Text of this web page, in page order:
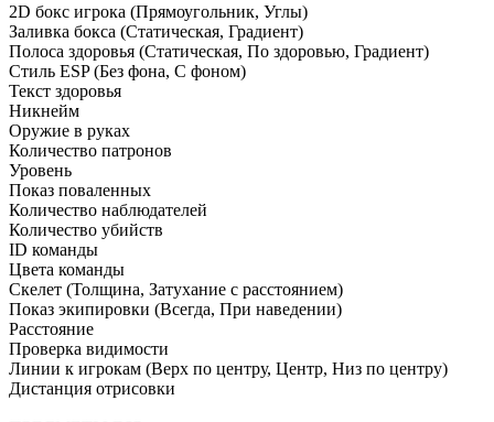
2D бокс игрока (Прямоугольник, Углы)
Заливка бокса (Статическая, Градиент)
Полоса здоровья (Статическая, По здоровью, Градиент)
Стиль ESP (Без фона, С фоном)
Текст здоровья
Никнейм
Оружие в руках
Количество патронов
Уровень
Показ поваленных
Количество наблюдателей
Количество убийств
ID команды
Цвета команды
Скелет (Толщина, Затухание с расстоянием)
Показ экипировки (Всегда, При наведении)
Расстояние
Проверка видимости
Линии к игрокам (Верх по центру, Центр, Низ по центру)
Дистанция отрисовки